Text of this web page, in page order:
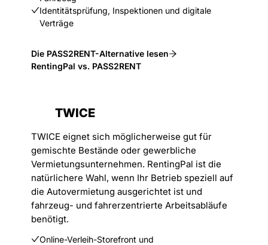
Identitätsprüfung, Inspektionen und digitale
Verträge
Die PASS2RENT-Alternative lesen
RentingPal vs. PASS2RENT
TWICE
TWICE eignet sich möglicherweise gut für
gemischte Bestände oder gewerbliche
Vermietungsunternehmen. RentingPal ist die
natürlichere Wahl, wenn Ihr Betrieb speziell auf
die Autovermietung ausgerichtet ist und
fahrzeug- und fahrerzentrierte Arbeitsabläufe
benötigt.
Online-Verleih-Storefront und